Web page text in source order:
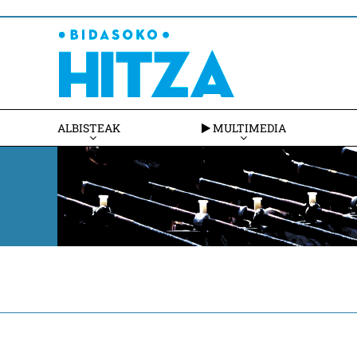
ALBISTEAK MULTIMEDIA